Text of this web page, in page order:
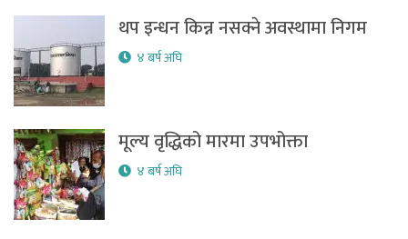
थप इन्धन किन्न नसक्ने अवस्थामा निगम
४ बर्ष अघि
मूल्य वृद्धिको मारमा उपभोक्ता
४ बर्ष अघि